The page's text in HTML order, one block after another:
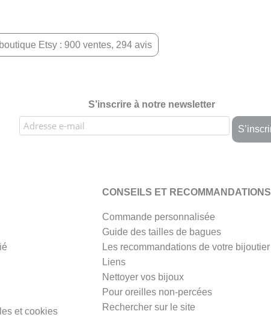
Etsy : 900 ventes, 294 avis
S’inscrire à notre newsletter
et cookies
CONSEILS ET RECOMMANDATIONS
Commande personnalisée
Guide des tailles de bagues
Les recommandations de votre bijoutier
Liens
Nettoyer vos bijoux
Pour oreilles non-percées
Rechercher sur le site